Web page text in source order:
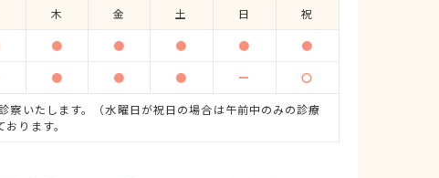
木 金 土 日 祝
● ● ● ● ●
● ● ● ー 〇
たします。（水曜日が祝日の場合は午前中のみの診療
ります。